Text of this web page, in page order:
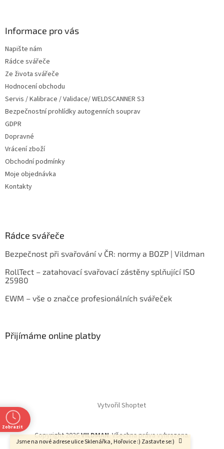
Jsme na nové adrese ulice Sklenářka, Hořovice :) Zastavte se:)
Informace pro vás
Napište nám
Rádce svářeče
Ze života svářeče
Hodnocení obchodu
Servis / Kalibrace / Validace/ WELDSCANNER S3
Bezpečnostní prohlídky autogenních souprav
GDPR
Dopravné
Vrácení zboží
Obchodní podmínky
Moje objednávka
Kontakty
Rádce svářeče
Bezpečnost při svařování v ČR: normy a BOZP | Vildman
RollTect – zatahovací svařovací zástěny splňující ISO
25980
EWM – vše o značce profesionálních svářeček
Přijímáme online platby
Vytvořil Shoptet
Copyright 2026VILDMAN. Všechna práva vyhrazena.
Zobrazit